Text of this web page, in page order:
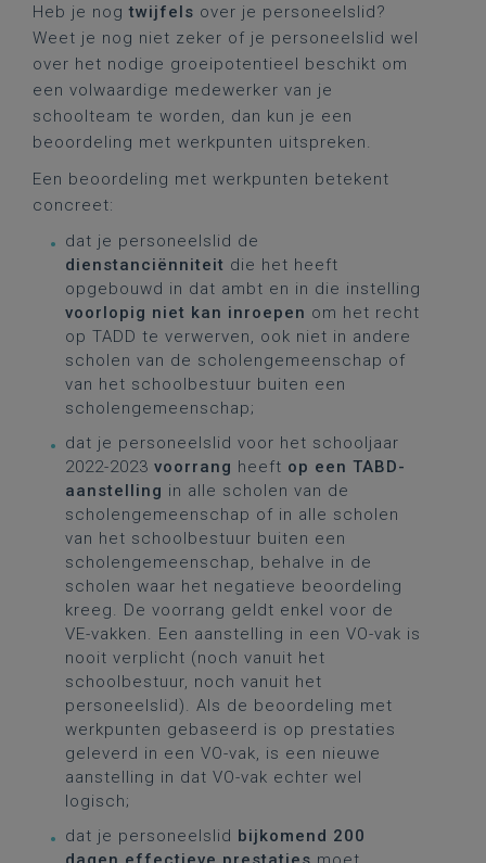
Heb je nogtwijfels over je personeelslid?
Weet je nog niet zeker of je personeelslid wel
over het nodige groeipotentieel beschikt om
een volwaardige medewerker van je
schoolteam te worden, dan kun je een
beoordeling met werkpunten uitspreken.
Een beoordeling met werkpunten betekent
concreet:
dat je personeelslid de
dienstanciënniteit die het heeft
opgebouwd in dat ambt en in die instelling
voorlopig niet kan inroepen om het recht
op TADD te verwerven, ook niet in andere
scholen van de scholengemeenschap of
van het schoolbestuur buiten een
scholengemeenschap;
dat je personeelslid voor het schooljaar
2022-2023 voorrang heeft op een TABD-
aanstelling in alle scholen van de
scholengemeenschap of in alle scholen
van het schoolbestuur buiten een
scholengemeenschap, behalve in de
scholen waar het negatieve beoordeling
kreeg. De voorrang geldt enkel voor de
VE-vakken. Een aanstelling in een VO-vak is
nooit verplicht (noch vanuit het
schoolbestuur, noch vanuit het
personeelslid). Als de beoordeling met
werkpunten gebaseerd is op prestaties
geleverd in een VO-vak, is een nieuwe
aanstelling in dat VO-vak echter wel
logisch;
dat je personeelslid bijkomend 200